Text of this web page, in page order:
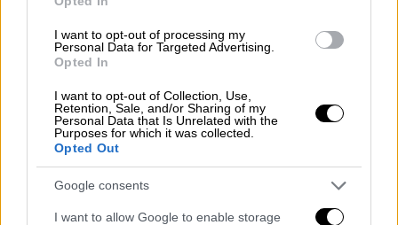
I want to opt-out of processing my
Personal Data for Targeted Advertising.
Opted In
I want to opt-out of Collection, Use,
Retention, Sale, and/or Sharing of my
Personal Data that Is Unrelated with the
Purposes for which it was collected.
Opted Out
Google consents
I want to allow Google to enable storage
Ηλεία: Φωτιά τώρα στο χωριό Μουζάκι
– Κοντά στην είσοδο του χωριού οι
φλόγες